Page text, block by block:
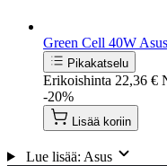
Green Cell 40W
Pikakatselu
Erikoishinta 22,36 €
-20%
Lisää koriin
Lue lisää: Asus